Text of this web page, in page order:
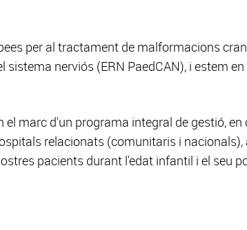
per al tractament de malformacions
sistema nerviós (ERN PaedCAN), i estem
marc d'un programa integral de gestió, en
relacionats (comunitaris i
pacients durant l'edat infantil i el seu